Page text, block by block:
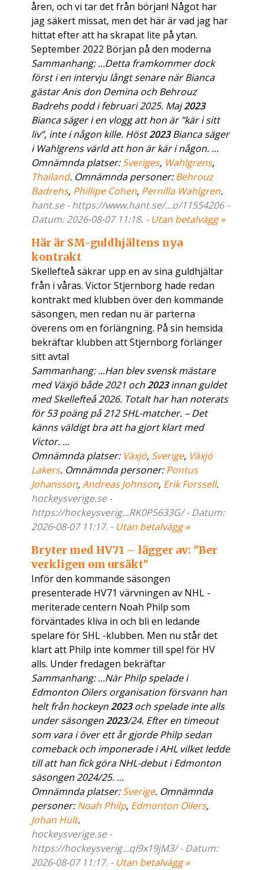
åren, och vi tar det från början! Något har
jag säkert missat, men det här är vad jag har
hittat efter att ha skrapat lite på ytan.
September 2022 Början på den moderna
Sammanhang: ...Detta framkommer dock
först i en intervju långt senare när Bianca
gästar Anis don Demina och Behrouz
Badrehs podd i februari 2025. Maj2023
Bianca säger i en vlogg att hon är ”kär i sitt
liv”, inte i någon kille. Höst2023Bianca säger
i Wahlgrens värld att hon är kär i någon. ...
Omnämnda platser:Sveriges, Wahlgrens,
Thailand. Omnämnda personer:Behrouz
Badrehs, Phillipe Cohen, Pernilla Wahlgren.
hant.se - https://www.hant.se/...o/11554206 -
Datum: 2026-08-07 11:18. - Utan betalvägg »
Här är SM-guldhjältens nya
kontrakt
Skellefteå säkrar upp en av sina guldhjältar
från i våras. Victor Stjernborg hade redan
kontrakt med klubben över den kommande
säsongen, men redan nu är parterna
överens om en förlängning. På sin hemsida
bekräftar klubben att Stjernborg förlänger
sitt avtal
Sammanhang: ...Han blev svensk mästare
med Växjö både 2021 och2023innan guldet
med Skellefteå 2026. Totalt har han noterats
för 53 poäng på 212 SHL-matcher. – Det
känns väldigt bra att ha gjort klart med
Victor. ...
Omnämnda platser: Växjö, Sverige, Växjö
Lakers. Omnämnda personer:Pontus
Johansson,Andreas Johnson, Erik Forssell.
hockeysverige.se -
https://hockeysverig...RK0P5633G/ - Datum:
2026-08-07 11:17. - Utan betalvägg »
Bryter med HV71 – lägger av: "Ber
verkligen om ursäkt"
Inför den kommande säsongen
presenterade HV71 värvningen av NHL -
meriterade centern Noah Philp som
förväntades kliva in och bli en ledande
spelare för SHL -klubben. Men nu står det
klart att Philp inte kommer till spel för HV
alls. Under fredagen bekräftar
Sammanhang: ...När Philp spelade i
Edmonton Oilers organisation försvann han
helt från hockeyn2023och spelade inte alls
under säsongen2023/24. Efter en timeout
som vara i över ett år gjorde Philp sedan
comeback och imponerade i AHL vilket ledde
till att han fick göra NHL-debut i Edmonton
säsongen 2024/25. ...
Omnämnda platser:Sverige. Omnämnda
personer:Noah Philp, Edmonton Oilers,
Johan Hult.
hockeysverige.se -
https://hockeysverig...qI9x19jM3/ - Datum:
2026-08-07 11:17. - Utan betalvägg »